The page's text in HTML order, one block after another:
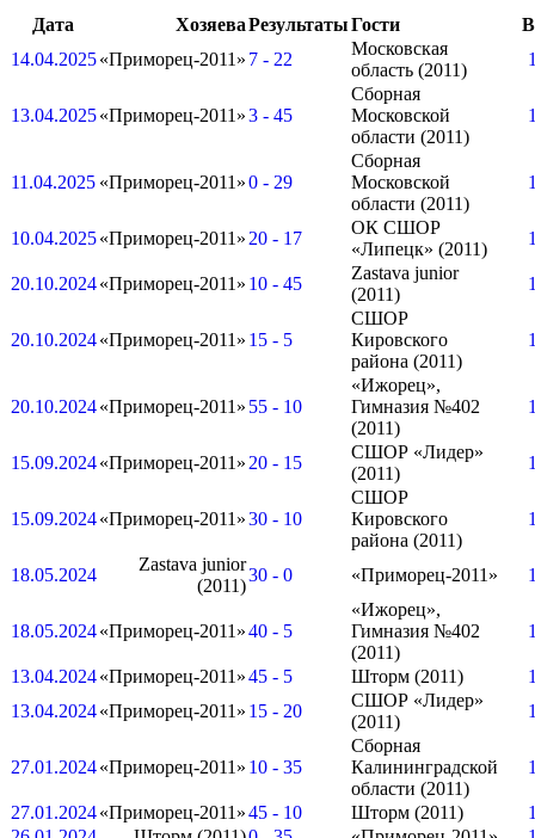
Дата ХозяеваРезультатыГости
14.04.2025«Приморец-2011» 7 - 22
Московская
область (2011)
13.04.2025«Приморец-2011»3 - 45
Сборная
Московской
области (2011)
11.04.2025 «Приморец-2011»0 - 29
Сборная
Московской
области (2011)
10.04.2025«Приморец-2011» 20 - 17
ОК СШОР
«Липецк» (2011)
20.10.2024«Приморец-2011» 10 - 45
Zastava junior
(2011)
20.10.2024«Приморец-2011» 15 - 5
СШОР
Кировского
района (2011)
20.10.2024«Приморец-2011» 55 - 10
«Ижорец»,
Гимназия №402
(2011)
15.09.2024«Приморец-2011» 20 - 15
СШОР «Лидер»
(2011)
15.09.2024«Приморец-2011»30 - 10
СШОР
Кировского
района (2011)
18.05.2024
Zastava junior
(2011)
30 - 0 «Приморец-2011»
18.05.2024«Приморец-2011»40 - 5
«Ижорец»,
Гимназия №402
(2011)
13.04.2024«Приморец-2011»45 - 5 Шторм (2011)
13.04.2024«Приморец-2011» 15 - 20
СШОР «Лидер»
(2011)
27.01.2024«Приморец-2011» 10 - 35
Сборная
Калининградской
области (2011)
27.01.2024«Приморец-2011»45 - 10 Шторм (2011)